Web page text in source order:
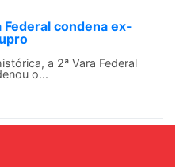
condena ex-
a 2ª Vara Federal
o...